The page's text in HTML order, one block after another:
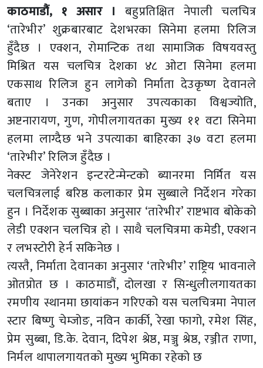
काठमाडौं, १ असार । बहुप्रतिक्षित नेपाली चलचित्र
‘तारेभीर’ शुक्रबारबाट देशभरका सिनेमा हलमा रिलिज
हुँदैछ । एक्शन, रोमान्टिक तथा सामाजिक विषयवस्तु
मिश्रित यस चलचित्र देशका ४८ ओटा सिनेमा हलमा
एकसाथ रिलिज हुन लागेको निर्माता देउकृष्ण देवानले
बताए । उनका अनुसार उपत्यकाका विश्वज्योति,
अष्टनारायण, गुण, गोपीलगायतका मुख्य ११ वटा सिनेमा
हलमा लाग्दैछ भने उपत्याका बाहिरका ३७ वटा हलमा
‘तारेभीर’ रिलिज हुँदैछ ।
नेक्स्ट जेनेरेशन इन्टरटेन्मेन्टको ब्यानरमा निर्मित यस
चलचित्रलाई बरिष्ठ कलाकार प्रेम सुब्बाले निर्देशन गरेका
हुन । निर्देशक सुब्बाका अनुसार ‘तारेभीर’ राष्टभाव बोकेको
लेडी एक्शन चलचित्र हो । साथै चलचित्रमा कमेडी, एक्शन
र लभस्टोरी हेर्न सकिनेछ ।
त्यस्तै, निर्माता देवानका अनुसार ‘तारेभीर’ राष्ट्रिय भावनाले
ओतप्रोत छ । काठमाडौं, दोलखा र सिन्धुलीलगायतका
रमणीय स्थानमा छायांकन गरिएको यस चलचित्रमा नेपाल
स्टार बिष्णु चेम्जोङ, नविन कार्की, रेखा फागो, रमेश सिंह,
प्रेम सुब्बा, डि.के. देवान, दिपेश श्रेष्ठ, मञ्जु श्रेष्ठ, रञ्जीत राणा,
निर्मल थापालगायतको मुख्य भुमिका रहेको छ